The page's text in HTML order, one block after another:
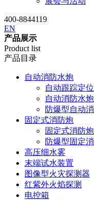
400-8844119
EN
产品展示
Product list
产品目录
自动消防水炮
自动跟踪定
自动消防水炮
防爆型自动
固定式消防炮
固定式消防炮
防爆型固定
高压细水雾
末端试水装置
图像型火灾探测器
红紫外火焰探测
电控箱